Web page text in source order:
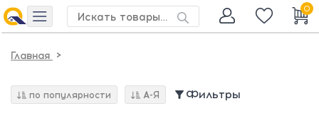
0
Главная >
по популярности А-Я Фильтры